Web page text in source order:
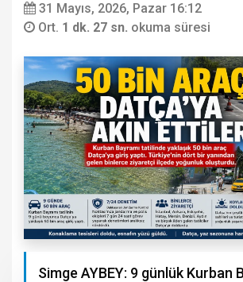
31 Mayıs, 2026, Pazar 16:12
Ort. 1 dk. 27 sn. okuma süresi
Simge AYBEY: 9 günlük Kurban